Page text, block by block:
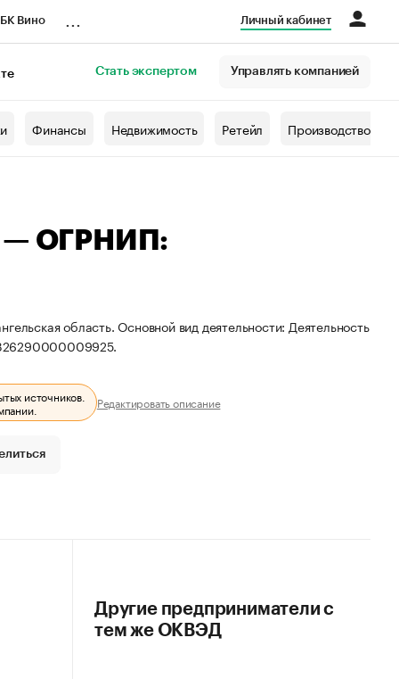
Вино Личный кабинет
Стать экспертом Управлять компанией
Финансы Недвижимость Ретейл Производство
— ОГРНИП:
область. Основной вид деятельности: Деятельность
источников. Редактировать описание
Другие предприниматели с
тем же ОКВЭД